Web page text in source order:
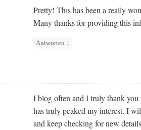
Pretty! This has been a really
Many thanks for providing this
Antworten ↓
I blog often and I truly thank
has truly peaked my interest. I
and keep checking for new